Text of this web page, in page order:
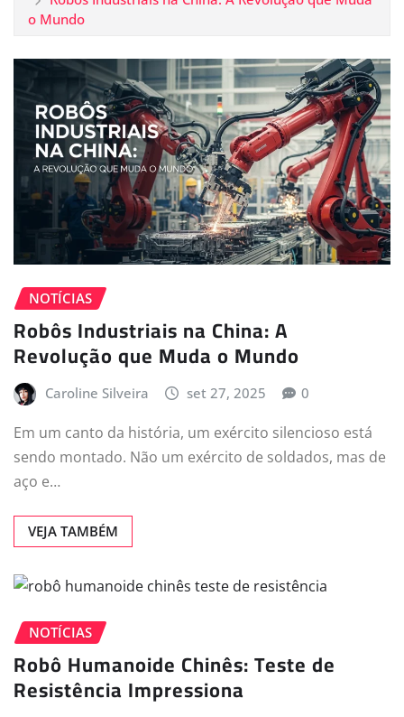
o Mundo
NOTÍCIAS
Robôs Industriais na China: A
Revolução que Muda o Mundo
Caroline Silveira set 27, 2025 0
Em um canto da história, um exército silencioso está
sendo montado. Não um exército de soldados, mas de
aço e…
VEJA TAMBÉM
NOTÍCIAS
Robô Humanoide Chinês: Teste de
Resistência Impressiona